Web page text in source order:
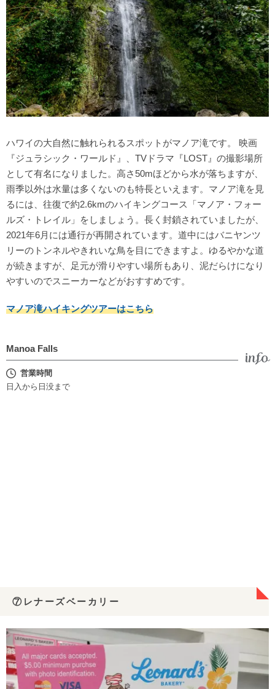
ハワイの大自然に触れられるスポットがマノア滝です。 映画
『ジュラシック・ワールド』、TVドラマ『LOST』の撮影場所
として有名になりました。高さ50mほどから水が落ちますが、
雨季以外は水量は多くないのも特長といえます。マノア滝を見
るには、往復で約2.6kmのハイキングコース「マノア・フォー
ルズ・トレイル」をしましょう。長く封鎖されていましたが、
2021年6月には通行が再開されています。道中にはバニヤンツ
リーのトンネルやきれいな鳥を目にできますよ。ゆるやかな道
が続きますが、足元が滑りやすい場所もあり、泥だらけになり
やすいのでスニーカーなどがおすすめです。
マノア滝ハイキングツアーはこちら
Manoa Falls
営業時間
日入から日没まで
⑦レナーズベーカリー